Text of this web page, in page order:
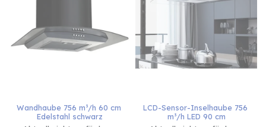
Wandhaube 756 m³/h 60 cm
Edelstahl schwarz
LCD-Sensor-Inselhaube 756
m³/h LED 90 cm